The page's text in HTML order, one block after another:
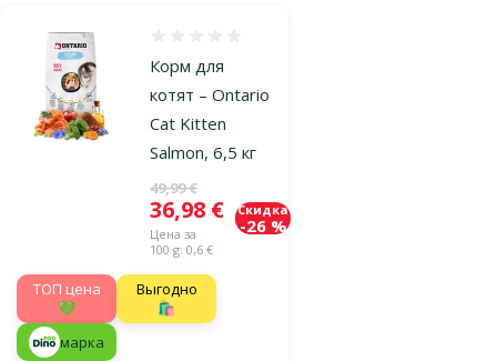
Корм для
котят – Ontario
Cat Kitten
Salmon, 6,5 кг
Исходная цена
49,99 €
Цена
36,98 €
Цена за
100 g: 0,6 €
Скидка
-26 %
TOП цена
💚
Выгодно
🛍️
марка